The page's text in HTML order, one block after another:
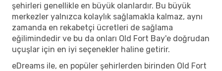
şehirleri genellikle en büyük olanlardır. Bu büyük
merkezler yalnızca kolaylık sağlamakla kalmaz, aynı
zamanda en rekabetçi ücretleri de sağlama
eğilimindedir ve bu da onları Old Fort Bay'e doğrudan
uçuşlar için en iyi seçenekler haline getirir.
eDreams ile, en popüler şehirlerden birinden Old Fort